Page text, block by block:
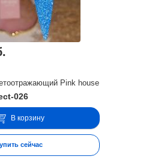
Pink house
026
В корзину
сейчас